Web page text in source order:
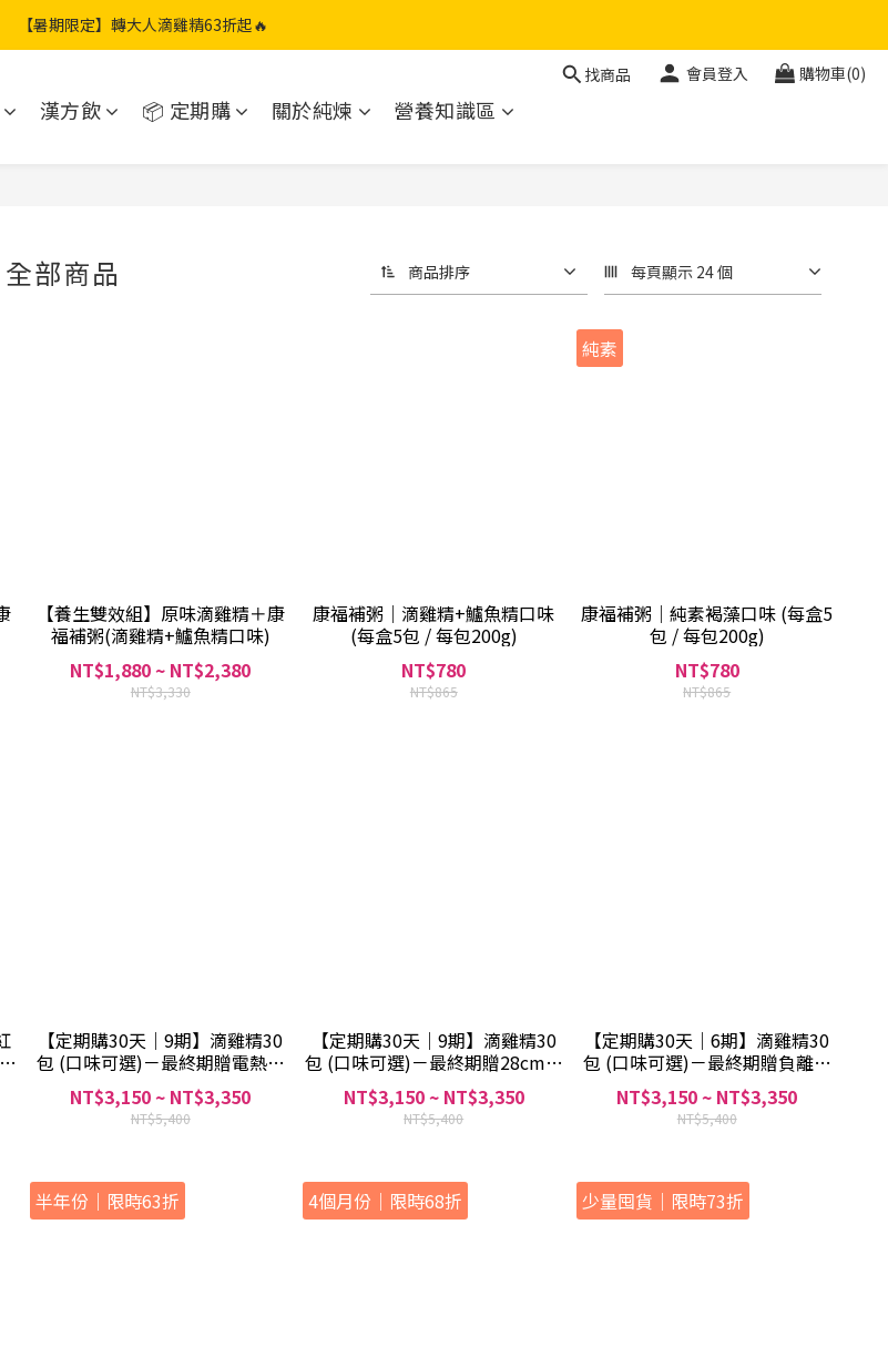
【暑期限定】限定團購組｜加贈兩包滴雞精🎁
【暑期限定】轉大人滴雞精63折起🔥
期限定】限定團購組｜加贈兩包滴雞精🎁
找商品 會員登入 購物車(0)
漢方飲 📦 定期購 關於純煉 營養知識區
全部商品 商品排序 每頁顯示 24 個
【養生雙效組】原味滴雞精＋康
福補粥(滴雞精+鱸魚精口味)
NT$1,880 ~ NT$2,380
NT$3,330
康福補粥｜滴雞精+鱸魚精口味
(每盒5包 / 每包200g)
NT$780
NT$865
純素
康福補粥｜純素褐藻口味 (每盒5
包 / 每包200g)
NT$780
NT$865
【定期購30天｜9期】滴雞精30
包 (口味可選)－最終期贈電熱直
髮梳
NT$3,150 ~ NT$3,350
NT$5,400
【定期購30天｜9期】滴雞精30
包 (口味可選)－最終期贈28cm炒
NT$3,150 ~ NT$3,350
NT$5,400
【定期購30天｜6期】滴雞精30
包 (口味可選)－最終期贈負離子
吹風機
NT$3,150 ~ NT$3,350
NT$5,400
半年份｜限時63折 4個月份｜限時68折 少量囤貨｜限時73折